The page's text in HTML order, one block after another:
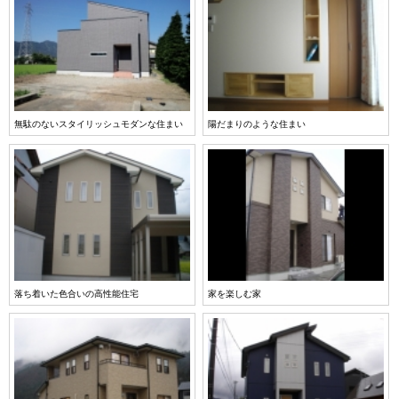
無駄のないスタイリッシュモダンな住まい 陽だまりのような住まい
落ち着いた色合いの高性能住宅 家を楽しむ家